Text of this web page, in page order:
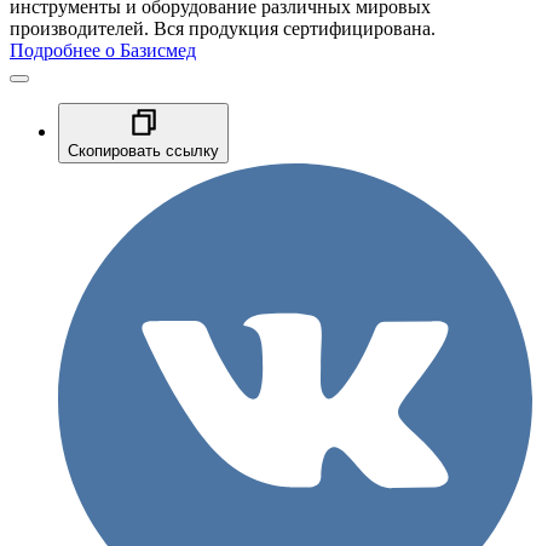
инструменты и оборудование различных мировых
производителей. Вся продукция сертифицирована.
Подробнее о Базисмед
Скопировать ссылку